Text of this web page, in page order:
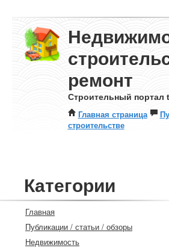
ремонт
Строительный портал
Главная страница
строительстве
Категории
Главная
Публикации / статьи / обзоры
Недвижимость